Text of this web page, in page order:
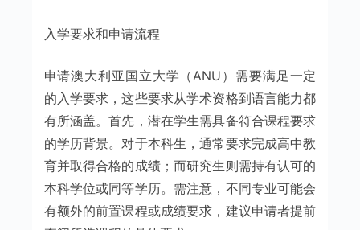
入学要求和申请流程
申请澳大利亚国立大学（ANU）需要满足一定
的入学要求，这些要求从学术资格到语言能力都
有所涵盖。首先，潜在学生需具备符合课程要求
的学历背景。对于本科生，通常要求完成高中教
育并取得合格的成绩；而研究生则需持有认可的
本科学位或同等学历。需注意，不同专业可能会
有额外的前置课程或成绩要求，建议申请者提前